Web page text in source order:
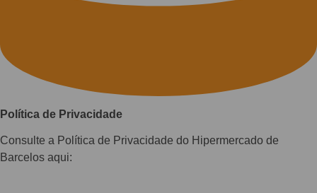
Política de Privacidade
Consulte a Política de Privacidade do Hipermercado de
Barcelos aqui: